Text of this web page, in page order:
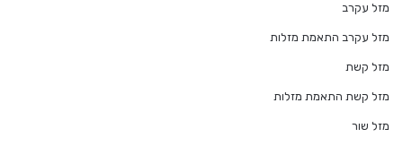
מזל עקרב
מזל עקרב התאמת מזלות
מזל קשת
מזל קשת התאמת מזלות
מזל שור